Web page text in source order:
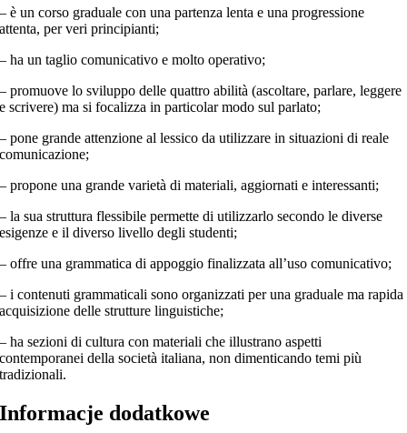
– è un corso graduale con una partenza lenta e una progressione
attenta, per veri principianti;
– ha un taglio comunicativo e molto operativo;
– promuove lo sviluppo delle quattro abilità (ascoltare, parlare, leggere
e scrivere) ma si focalizza in particolar modo sul parlato;
– pone grande attenzione al lessico da utilizzare in situazioni di reale
comunicazione;
– propone una grande varietà di materiali, aggiornati e interessanti;
– la sua struttura flessibile permette di utilizzarlo secondo le diverse
esigenze e il diverso livello degli studenti;
– offre una grammatica di appoggio finalizzata all’uso comunicativo;
– i contenuti grammaticali sono organizzati per una graduale ma rapida
acquisizione delle strutture linguistiche;
– ha sezioni di cultura con materiali che illustrano aspetti
contemporanei della società italiana, non dimenticando temi più
tradizionali.
Informacje dodatkowe